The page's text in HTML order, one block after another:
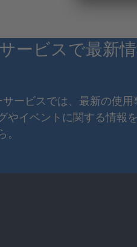
ービスで最新
サービスでは、最新の使
やイベントに関する情報